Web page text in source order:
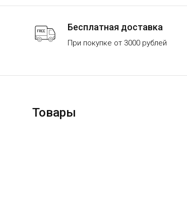
Бесплатная доставка
При покупке от 3000 рублей
Товары